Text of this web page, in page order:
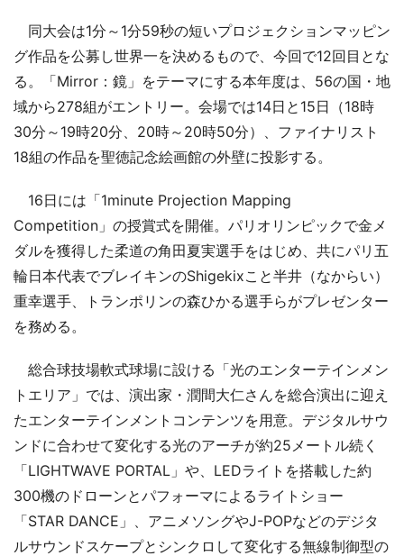
同大会は1分～1分59秒の短いプロジェクションマッピン
グ作品を公募し世界一を決めるもので、今回で12回目とな
る。「Mirror：鏡」をテーマにする本年度は、56の国・地
域から278組がエントリー。会場では14日と15日（18時
30分～19時20分、20時～20時50分）、ファイナリスト
18組の作品を聖徳記念絵画館の外壁に投影する。
16日には「1minute Projection Mapping
Competition」の授賞式を開催。パリオリンピックで金メ
ダルを獲得した柔道の角田夏実選手をはじめ、共にパリ五
輪日本代表でブレイキンのShigekixこと半井（なからい）
重幸選手、トランポリンの森ひかる選手らがプレゼンター
を務める。
総合球技場軟式球場に設ける「光のエンターテインメン
トエリア」では、演出家・潤間大仁さんを総合演出に迎え
たエンターテインメントコンテンツを用意。デジタルサウ
ンドに合わせて変化する光のアーチが約25メートル続く
「LIGHTWAVE PORTAL」や、LEDライトを搭載した約
300機のドローンとパフォーマによるライトショー
「STAR DANCE」、アニメソングやJ-POPなどのデジタ
ルサウンドスケープとシンクロして変化する無線制御型の